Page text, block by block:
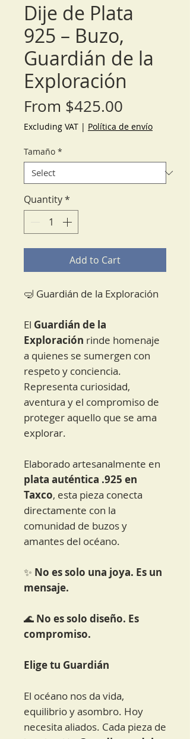
Dije de Plata
925 – Buzo,
Guardián de la
Exploración
From $425.00
Price
Excluding VAT | Política de envío
Tamaño *
Quantity*
Add to Cart
🤿 Guardián de la Exploración
El Guardián de la
Exploración rinde homenaje
a quienes se sumergen con
respeto y conciencia.
Representa curiosidad,
aventura y el compromiso de
proteger aquello que se ama
explorar.
Elaborado artesanalmente en
plata auténtica .925 en
Taxco, esta pieza conecta
directamente con la
comunidad de buzos y
amantes del océano.
✨ No es solo una joya. Es un
mensaje.
🌊 No es solo diseño. Es
compromiso.
Elige tu Guardián
El océano nos da vida,
equilibrio y asombro. Hoy
necesita aliados. Cada pieza de